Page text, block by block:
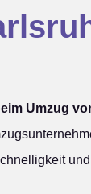
Umzug